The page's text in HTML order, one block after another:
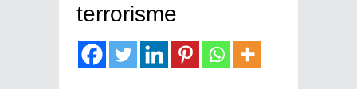
terrorisme